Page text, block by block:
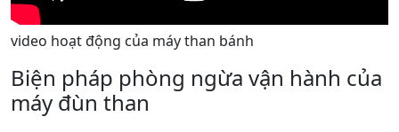
video hoạt động của máy than bánh
Biện pháp phòng ngừa vận hành của
máy đùn than